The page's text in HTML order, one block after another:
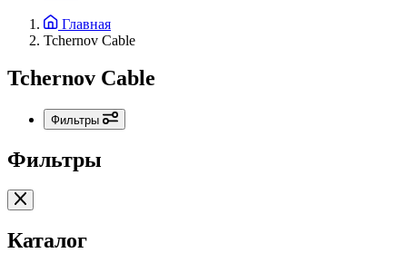
Главная
Tchernov Cable
Tchernov Cable
Фильтры
Фильтры
Каталог